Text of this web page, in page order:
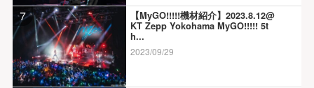
7
【MyGO!!!!!機材紹介】2023.8.12@
KT Zepp Yokohama MyGO!!!!! 5t
h...
2023/09/29